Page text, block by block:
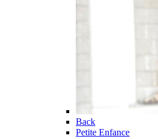
Back
Petite Enfance